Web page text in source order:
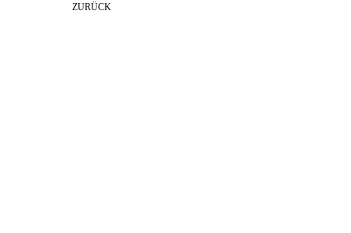
ZURÜCK